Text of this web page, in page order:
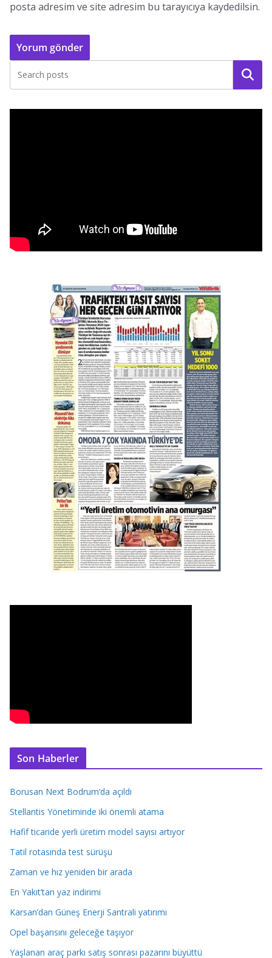
posta adresim ve site adresim bu tarayıcıya kaydedilsin.
Ara
Son Haberler
Borusan Next Bodrum’da açıldı
Stellantis Yönetiminde iki önemli atama
Hafif ticaride yerli üretim model sayısı artıyor
Tatil rotasında test sürüşü
Zaman ve hız yeniden bir arada
En Yakıt’tan yaz indirimi
Karsan’dan Güneş Enerji Santrali yatırımı
Opel başarısını geleceğe taşıyor
Yaşlanan araç parkı satış sonrası pazarını büyüttü